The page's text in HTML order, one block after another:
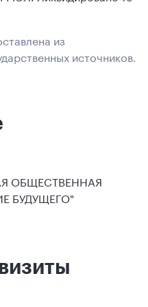
из
источников.
ОБЩЕСТВЕННАЯ
БУДУЩЕГО"